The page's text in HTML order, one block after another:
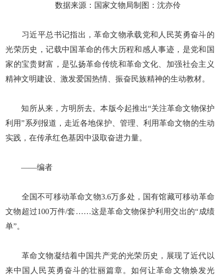
数据来源：国家文物局制图：沈亦伶
习近平总书记指出，革命文物承载党和人民英勇奋斗的
光荣历史，记载中国革命的伟大历程和感人事迹，是党和国
家的宝贵财富，是弘扬革命传统和革命文化、加强社会主义
精神文明建设、激发爱国热情、振奋民族精神的生动教材。
知所从来，方明所去。本版今起推出“关注革命文物保护
利用”系列报道，走近各地保护、管理、利用革命文物的生动
实践，在传承红色基因中汲取奋进力量。
——编者
全国不可移动革命文物3.6万多处，国有馆藏可移动革命
文物超过100万件/套……这是革命文物保护利用交出的“成绩
单”。
革命文物凝结着中国共产党的光荣历史，展现了近代以
来中国人民英勇奋斗的壮丽篇章。如何让革命文物焕发光